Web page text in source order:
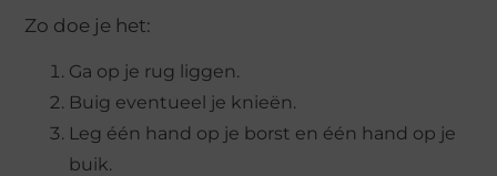
Zo doe je het:
Ga op je rug liggen.
Buig eventueel je knieën.
Leg één hand op je borst en één hand op je
buik.